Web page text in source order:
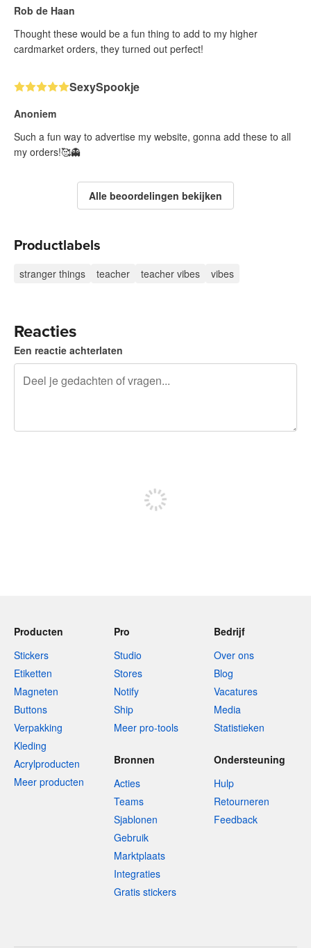
Rob de Haan
Thought these would be a fun thing to add to my higher
cardmarket orders, they turned out perfect!
SexySpookje
Anoniem
Such a fun way to advertise my website, gonna add these to all
my orders!🥰👻
Alle beoordelingen bekijken
Productlabels
stranger things teacher teacher vibes vibes
Reacties
Een reactie achterlaten
Producten
Stickers
Etiketten
Magneten
Buttons
Verpakking
Kleding
Acrylproducten
Meer producten
Pro
Studio
Stores
Notify
Ship
Meer pro-tools
Bedrijf
Over ons
Blog
Vacatures
Media
Statistieken
Bronnen
Acties
Teams
Sjablonen
Gebruik
Marktplaats
Integraties
Gratis stickers
Ondersteuning
Hulp
Retourneren
Feedback